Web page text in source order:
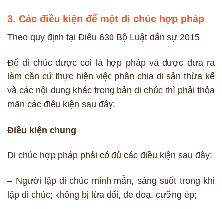
3. Các điều kiện để một di chúc hợp pháp
Theo quy định tại Điều 630 Bộ Luật dân sự 2015
Để di chúc được coi là hợp pháp và được đưa ra
làm căn cứ thực hiện việc phân chia di sản thừa kế
và các nội dung khác trong bản di chúc thì phải thỏa
mãn các điều kiện sau đây:
Điều kiện chung
Di chúc hợp pháp phải có đủ các điều kiện sau đây:
– Người lập di chúc minh mẫn, sáng suốt trong khi
lập di chúc; không bị lừa dối, đe doạ, cưỡng ép;